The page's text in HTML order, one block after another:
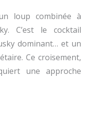
loup combinée à
C’est le cocktail
dominant… et un
Ce croisement,
une approche